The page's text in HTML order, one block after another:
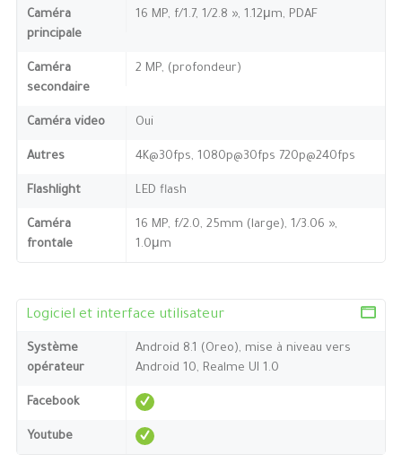
Caméra
principale
16 MP, f/1.7, 1/2.8 », 1.12μm, PDAF
Caméra
secondaire
2 MP, (profondeur)
Caméra video Oui
Autres 4K@30fps, 1080p@30fps 720p@240fps
Flashlight LED flash
Caméra
frontale
16 MP, f/2.0, 25mm (large), 1/3.06 »,
1.0μm
Logiciel et interface utilisateur
Système
opérateur
Android 8.1 (Oreo), mise à niveau vers
Android 10, Realme UI 1.0
Facebook
Youtube